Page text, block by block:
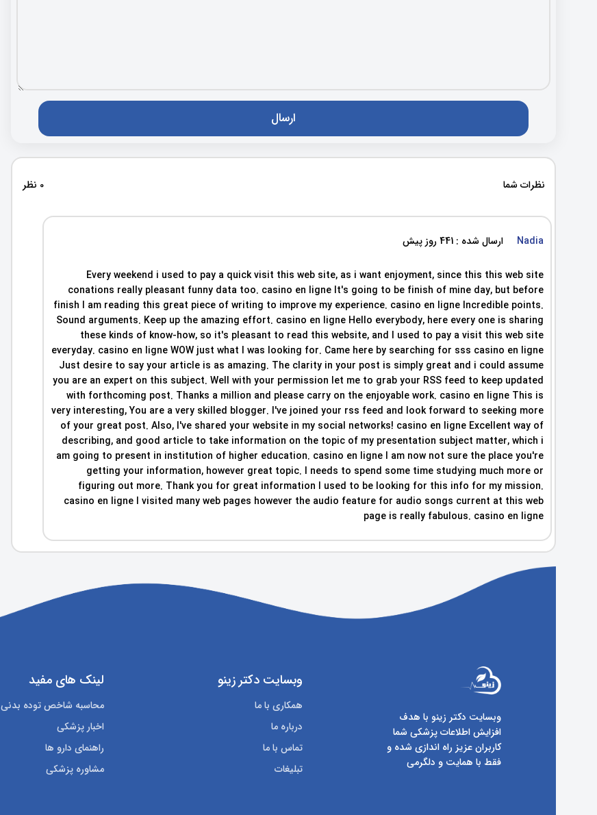
نظرات شما 0 نظر
Nadia ارسال شده : 441 روز پیش
Every weekend i used to pay a quick visit this web site, as i want enjoyment, since this this web site
conations really pleasant funny data too. casino en ligne It's going to be finish of mine day, but before
finish I am reading this great piece of writing to improve my experience. casino en ligne Incredible points.
Sound arguments. Keep up the amazing effort. casino en ligne Hello everybody, here every one is sharing
these kinds of know-how, so it's pleasant to read this website, and I used to pay a visit this web site
everyday. casino en ligne WOW just what I was looking for. Came here by searching for sss casino en ligne
Just desire to say your article is as amazing. The clarity in your post is simply great and i could assume
you are an expert on this subject. Well with your permission let me to grab your RSS feed to keep updated
with forthcoming post. Thanks a million and please carry on the enjoyable work. casino en ligne This is
very interesting, You are a very skilled blogger. I've joined your rss feed and look forward to seeking more
of your great post. Also, I've shared your website in my social networks! casino en ligne Excellent way of
describing, and good article to take information on the topic of my presentation subject matter, which i
am going to present in institution of higher education. casino en ligne I am now not sure the place you're
getting your information, however great topic. I needs to spend some time studying much more or
figuring out more. Thank you for great information I used to be looking for this info for my mission.
casino en ligne I visited many web pages however the audio feature for audio songs current at this web
page is really fabulous. casino en ligne
وبسایت دکتر زینو با هدف
افزایش اطلاعات پزشکی شما
کاربران عزیز راه اندازی شده و
فقط با همایت و دلگرمی
وبسایت دکتر زینو
همکاری با ما
درباره ما
تماس با ما
تبلیغات
لینک های مفید
محاسبه شاخص توده بدنی
اخبار پزشکی
راهنمای دارو ها
مشاوره پزشکی